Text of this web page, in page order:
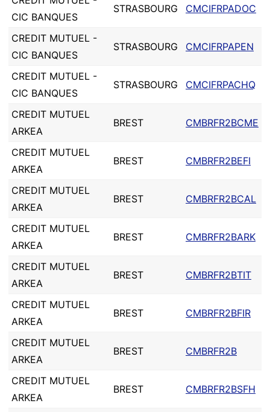
CIC BANQUES
STRASBOURG CMCIFRPADOC
CREDIT MUTUEL -
CIC BANQUES
STRASBOURG CMCIFRPAPEN
CREDIT MUTUEL -
CIC BANQUES
STRASBOURG CMCIFRPACHQ
CREDIT MUTUEL
ARKEA
BREST CMBRFR2BCME
CREDIT MUTUEL
ARKEA
BREST CMBRFR2BEFI
CREDIT MUTUEL
ARKEA
BREST CMBRFR2BCAL
CREDIT MUTUEL
ARKEA
BREST CMBRFR2BARK
CREDIT MUTUEL
ARKEA
BREST CMBRFR2BTIT
CREDIT MUTUEL
ARKEA
BREST CMBRFR2BFIR
CREDIT MUTUEL
ARKEA
BREST CMBRFR2B
CREDIT MUTUEL
ARKEA
BREST CMBRFR2BSFH